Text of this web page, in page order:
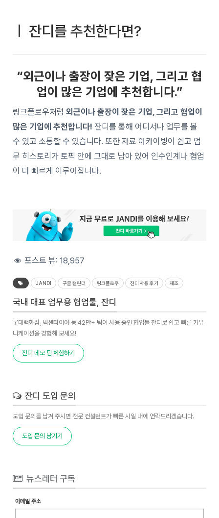
ㅣ 잔디를 추천한다면?
“외근이나 출장이 잦은 기업, 그리고 협
업이 많은 기업에 추천합니다.”
링크플로우처럼외근이나 출장이 잦은 기업, 그리고 협업이
많은 기업에 추천합니다!잔디를 통해 어디서나 업무를 볼
수 있고 소통할 수 있습니다. 또한 자료 아카이빙이 쉽고 업
무 히스토리가 토픽 안에 그대로 남아 있어 인수인계나 협업
이 더 빠르게 이루어집니다.
포스트 뷰:18,957
JANDI 구글 캘린더 링크플로우 잔디 사용 후기 제조
국내 대표 업무용 협업툴, 잔디
롯데백화점, 넥센타이어 등 42만+ 팀이 사용 중인 협업툴 잔디로 쉽고 빠른 커뮤
니케이션을 경험해 보세요!
잔디 데모 팀 체험하기
잔디 도입 문의
도입 문의를 남겨 주시면 전문 컨설턴트가 빠른 시일 내에 연락드리겠습니다.
도입 문의 남기기
뉴스레터 구독
이메일 주소